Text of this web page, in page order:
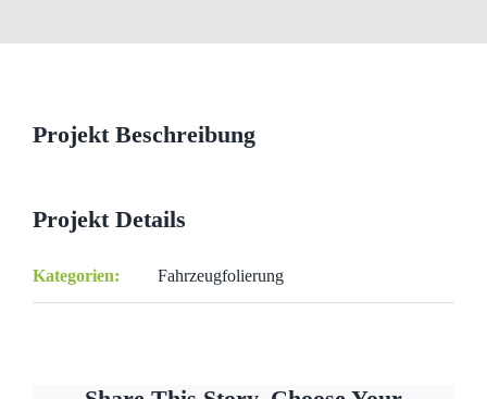
Projekt Beschreibung
Projekt Details
Kategorien: Fahrzeugfolierung